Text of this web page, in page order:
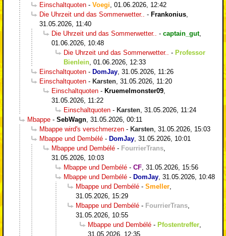
Einschaltquoten - Voegi 01.06.2026, 12:42
Die Uhrzeit und das Sommerwetter..
- Frankonius
31.05.2026, 11:40
Die Uhrzeit und das Sommerwetter..
- captain_gut,
01.06.2026, 10:48
Die Uhrzeit und das Sommerwetter..
- Professor
Bienlein 01.06.2026, 12:33
Einschaltquoten - DomJay 31.05.2026, 11:26
Einschaltquoten - Karsten 31.05.2026, 11:20
Einschaltquoten - Kruemelmonster09
31.05.2026, 11:22
Einschaltquoten - Karsten 31.05.2026, 11:24
Mbappe - SebWagn 31.05.2026, 00:11
Mbappe wird's verschmerzen - Karsten 31.05.2026, 15:03
Mbappe und Dembélé - DomJay 31.05.2026, 10:01
Mbappe und Dembélé - FourrierTrans
31.05.2026, 10:03
Mbappe und Dembélé - CF 31.05.2026, 15:56
Mbappe und Dembélé - DomJay 31.05.2026, 10:48
Mbappe und Dembélé - Smeller
31.05.2026, 15:29
Mbappe und Dembélé - FourrierTrans
31.05.2026, 10:55
Mbappe und Dembélé - Pfostentreffer
31.05.2026, 12:35